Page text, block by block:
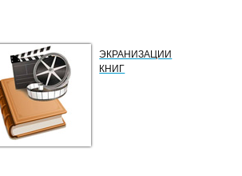
ЭКРАНИЗАЦИИ
КНИГ